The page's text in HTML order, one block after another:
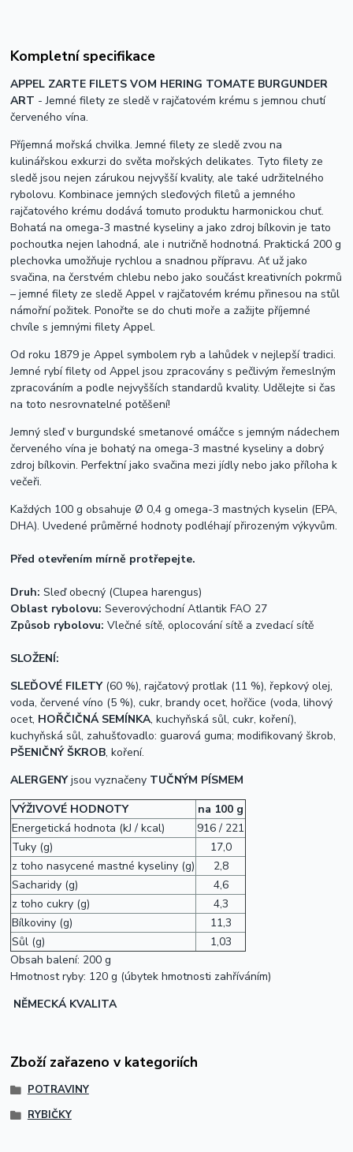
Kompletní specifikace
APPEL ZARTE FILETS VOM HERING TOMATE BURGUNDER
ART - Jemné filety ze sledě v rajčatovém krému s jemnou chutí
červeného vína.
Příjemná mořská chvilka. Jemné filety ze sledě zvou na
kulinářskou exkurzi do světa mořských delikates. Tyto filety ze
sledě jsou nejen zárukou nejvyšší kvality, ale také udržitelného
rybolovu. Kombinace jemných sleďových filetů a jemného
rajčatového krému dodává tomuto produktu harmonickou chuť.
Bohatá na omega-3 mastné kyseliny a jako zdroj bílkovin je tato
pochoutka nejen lahodná, ale i nutričně hodnotná. Praktická 200 g
plechovka umožňuje rychlou a snadnou přípravu. Ať už jako
svačina, na čerstvém chlebu nebo jako součást kreativních pokrmů
– jemné filety ze sledě Appel v rajčatovém krému přinesou na stůl
námořní požitek. Ponořte se do chuti moře a zažijte příjemné
chvíle s jemnými filety Appel.
Od roku 1879 je Appel symbolem ryb a lahůdek v nejlepší tradici.
Jemné rybí filety od Appel jsou zpracovány s pečlivým řemeslným
zpracováním a podle nejvyšších standardů kvality. Udělejte si čas
na toto nesrovnatelné potěšení!
Jemný sleď v burgundské smetanové omáčce s jemným nádechem
červeného vína je bohatý na omega-3 mastné kyseliny a dobrý
zdroj bílkovin. Perfektní jako svačina mezi jídly nebo jako příloha k
večeři.
Každých 100 g obsahuje Ø 0,4 g omega-3 mastných kyselin (EPA,
DHA). Uvedené průměrné hodnoty podléhají přirozeným výkyvům.
Před otevřením mírně protřepejte.
Druh: Sleď obecný (Clupea harengus)
Oblast rybolovu: Severovýchodní Atlantik FAO 27
Způsob rybolovu: Vlečné sítě, oplocování sítě a zvedací sítě
SLOŽENÍ:
SLEĎOVÉ FILETY (60 %), rajčatový protlak (11 %), řepkový olej,
voda, červené víno (5 %), cukr, brandy ocet,hořčice (voda, lihový
ocet, HOŘČIČNÁ SEMÍNKA, kuchyňská sůl, cukr, koření),
kuchyňská sůl, zahušťovadlo: guarová guma; modifikovaný škrob,
PŠENIČNÝ ŠKROB, koření.
ALERGENYjsou vyznačeny TUČNÝM PÍSMEM
VÝŽIVOVÉ HODNOTY
na 100 g
Energetická hodnota (kJ / kcal)
916 / 221
Tuky (g)
17,0
z toho nasycené mastné kyseliny (g)
2,8
Sacharidy (g)
4,6
z toho cukry (g)
4,3
Bílkoviny (g)
11,3
Sůl (g)
1,03
Obsah balení: 200 g
Hmotnost ryby: 120 g (úbytek hmotnosti zahříváním)
NĚMECKÁ KVALITA
Zboží zařazeno v kategoriích
POTRAVINY
RYBIČKY